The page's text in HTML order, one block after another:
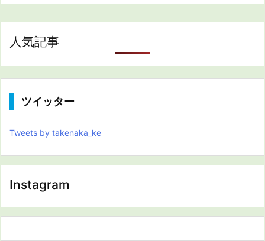
人気記事
ツイッター
Tweets by takenaka_ke
Instagram